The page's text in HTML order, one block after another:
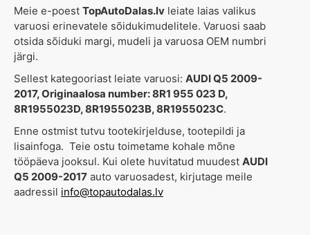
Meie e-poest TopAutoDalas.lv leiate laias valikus
varuosi erinevatele sõidukimudelitele. Varuosi saab
otsida sõiduki margi, mudeli ja varuosa OEM numbri
järgi.
Sellest kategooriast leiate varuosi: AUDI Q5 2009-
2017, Originaalosa number: 8R1 955 023 D,
8R1955023D, 8R1955023B, 8R1955023C.
Enne ostmist tutvu tootekirjelduse, tootepildi ja
lisainfoga. Teie ostu toimetame kohale mõne
tööpäeva jooksul. Kui olete huvitatud muudest AUDI
Q5 2009-2017 auto varuosadest, kirjutage meile
aadressil info@topautodalas.lv